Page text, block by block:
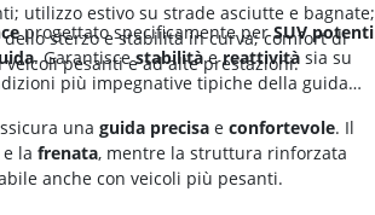
utilizzo estivo su strade asciutte e bagnate;
sterzo e stabilità in curva; comfort di
pesanti e ad alte prestazioni.
progettato specificamente perSUV potenti
. Garantiscestabilitàereattività sia su
più impegnative tipiche della guida
una guida precisa e confortevole. Il
e la frenata, mentre la struttura rinforzata
anche con veicoli più pesanti.